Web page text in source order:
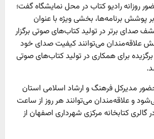
روزانه رادیو کتاب در محل نمایشگاه گفت؛
پوشش برنامه‌ها، بخشی ویژه با عنوان
صدای برتر در تولید کتاب‌های صوتی برگزار
علاقه‌مندان می‌توانند کیفیت صدای خود
برای همکاری در تولید کتاب‌های صوتی
مدیرکل فرهنگ و ارشاد اسلامی استان
و علاقه‌مندان می‌توانند هر روز از ساعت
شب در گالری کتابخانه مرکزی شهرداری اصفهان از